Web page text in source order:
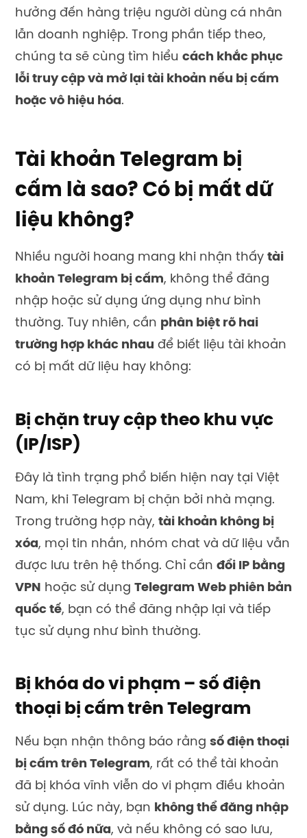
hưởng đến hàng triệu người dùng cá nhân
lẫn doanh nghiệp. Trong phần tiếp theo,
chúng ta sẽ cùng tìm hiểu cách khắc phục
lỗi truy cập và mở lại tài khoản nếu bị cấm
hoặc vô hiệu hóa.
Tài khoản Telegram bị
cấm là sao? Có bị mất dữ
liệu không?
Nhiều người hoang mang khi nhận thấy tài
khoản Telegram bị cấm, không thể đăng
nhập hoặc sử dụng ứng dụng như bình
thường. Tuy nhiên, cần phân biệt rõ hai
trường hợp khác nhau để biết liệu tài khoản
có bị mất dữ liệu hay không:
Bị chặn truy cập theo khu vực
(IP/ISP)
Đây là tình trạng phổ biến hiện nay tại Việt
Nam, khi Telegram bị chặn bởi nhà mạng.
Trong trường hợp này, tài khoản không bị
xóa, mọi tin nhắn, nhóm chat và dữ liệu vẫn
được lưu trên hệ thống. Chỉ cần đổi IP bằng
VPN
hoặc sử dụng Telegram Web phiên bản
quốc tế, bạn có thể đăng nhập lại và tiếp
tục sử dụng như bình thường.
Bị khóa do vi phạm – số điện
thoại bị cấm trên Telegram
Nếu bạn nhận thông báo rằng số điện thoại
bị cấm trên Telegram, rất có thể tài khoản
đã bị khóa vĩnh viễn do vi phạm điều khoản
sử dụng. Lúc này, bạn không thể đăng nhập
bằng số đó nữa, và nếu không có sao lưu,